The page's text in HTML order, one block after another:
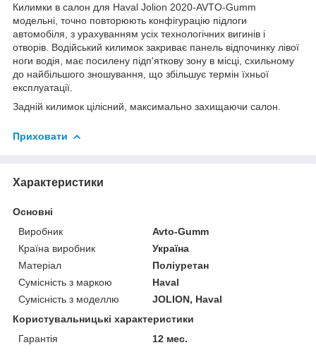
Килимки в салон для Haval Jolion 2020-AVTO-Gumm
модельні, точно повторюють конфігурацію підлоги
автомобіля, з урахуванням усіх технологічних вигинів і
отворів. Водійський килимок закриває панель відпочинку лівої
ноги водія, має посилену підп'яткову зону в місці, схильному
до найбільшого зношування, що збільшує термін їхньої
експлуатації.
Задній килимок цілісний, максимально захищаючи салон.
Приховати
Характеристики
Основні
Виробник
Avto-Gumm
Країна виробник
Україна
Матеріал
Поліуретан
Сумісність з маркою
Haval
Сумісність з моделлю
JOLION, Haval
Користувальницькі характеристики
Гарантія
12 мес.